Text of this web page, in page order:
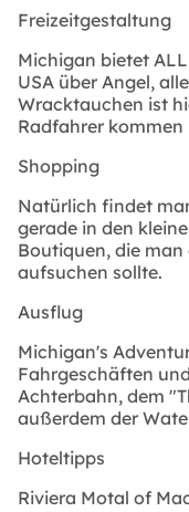
Freizeitgestaltung
Michigan bietet
USA über Angel,
Wracktauchen ist
Radfahrer
Shopping
Natürlich findet
gerade in den
Boutiquen, die
aufsuchen sollte.
Ausflug
Michigan's
Fahrgeschäften
Achterbahn, dem
außerdem der
Hoteltipps
Riviera Motal of